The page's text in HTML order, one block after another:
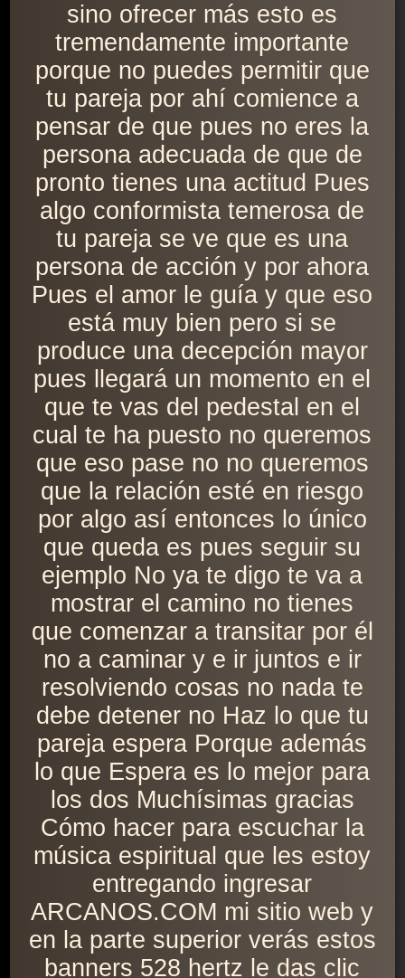
sino ofrecer más esto es
tremendamente importante
porque no puedes permitir que
tu pareja por ahí comience a
pensar de que pues no eres la
persona adecuada de que de
pronto tienes una actitud Pues
algo conformista temerosa de
tu pareja se ve que es una
persona de acción y por ahora
Pues el amor le guía y que eso
está muy bien pero si se
produce una decepción mayor
pues llegará un momento en el
que te vas del pedestal en el
cual te ha puesto no queremos
que eso pase no no queremos
que la relación esté en riesgo
por algo así entonces lo único
que queda es pues seguir su
ejemplo No ya te digo te va a
mostrar el camino no tienes
que comenzar a transitar por él
no a caminar y e ir juntos e ir
resolviendo cosas no nada te
debe detener no Haz lo que tu
pareja espera Porque además
lo que Espera es lo mejor para
los dos Muchísimas gracias
Cómo hacer para escuchar la
música espiritual que les estoy
entregando ingresar
ARCANOS.COM mi sitio web y
en la parte superior verás estos
banners 528 hertz le das clic